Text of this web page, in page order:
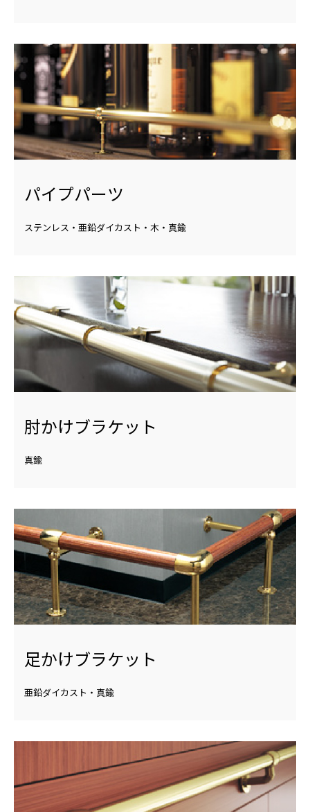
パイプパーツ
ステンレス・亜鉛ダイカスト・木・真鍮
肘かけブラケット
真鍮
足かけブラケット
亜鉛ダイカスト・真鍮